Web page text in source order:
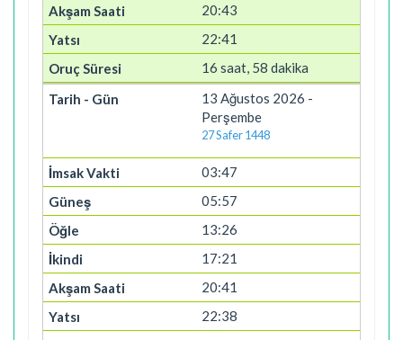
20:43
22:41
16 saat, 58 dakika
13 Ağustos 2026 -
Perşembe
27 Safer 1448
03:47
05:57
13:26
17:21
20:41
22:38